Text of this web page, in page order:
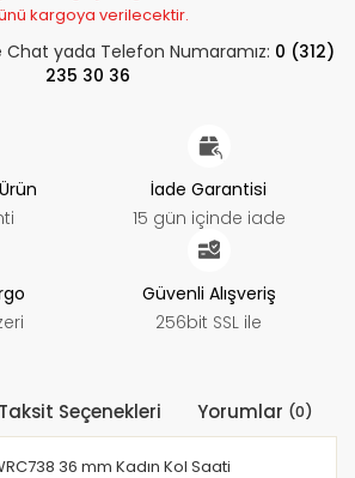
kargoya verilecektir.
yada Telefon Numaramız: 0 (312)
235 30 36
İade Garantisi
15 gün içinde iade
Güvenli Alışveriş
256bit SSL ile
Taksit Seçenekleri Yorumlar (0)
36 mm Kadın Kol Saati